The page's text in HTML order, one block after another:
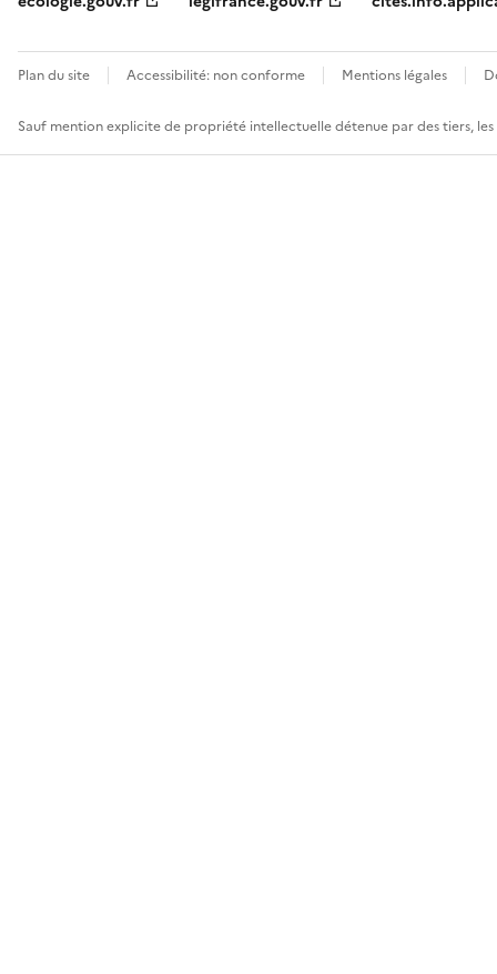
Plan du site Accessibilité: non conforme Mentions légales
Sauf mention explicite de propriété intellectuelle détenue par des tiers,